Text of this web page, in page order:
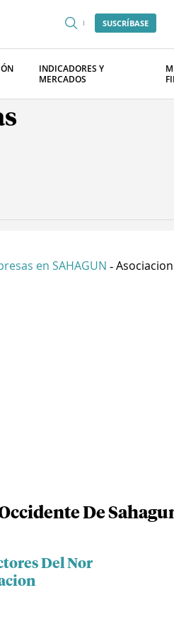
SUSCRÍBASE
INDICADORES Y
MERCADOS
en SAHAGUN -
De
Del Nor